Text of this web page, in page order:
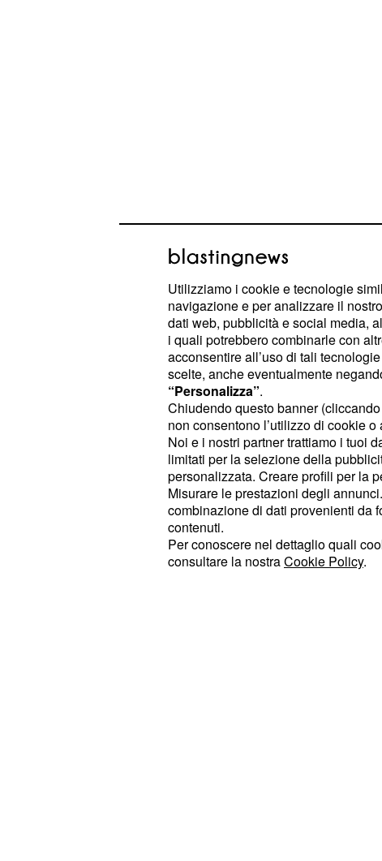
Gaimon: ‘Accelerazioni
Gaimon, un corridore di secondo
termine della scorsa stagione, ha
autobiografia, Draft Animals. In un
in maniera molto esplicita diFabian
vittorie, soprattutto di quella alGiro
quando staccò Boonen sul
della settimana successiva. “Quando
sue accelerazioni non sembrano
dei problemi a rimanere attaccato ai
stava usando un motore” ha scritto
riportato alcune voci di ex compagni
Cancellara. Questi gli avrebbero
svizzero aveva un meccanico tutto per
biciclette erano tenute separate
corridori, indizi che Gaimon ha
truccata da non far scoprire agli altri
Utilizziamo i cookie e tecnologie
navigazione e per analizzare il
dati web, pubblicità e social media,
i quali potrebbero combinarle con
acconsentire all’uso di tali
scelte, anche eventualmente
“Personalizza”.
Chiudendo questo banner
non consentono l’utilizzo di cookie
Noi e i nostri partner trattiamo i tuoi
limitati per la selezione della
personalizzata. Creare profili per la
Misurare le prestazioni degli
combinazione di dati provenienti da
contenuti.
Per conoscere nel dettaglio quali
consultare la nostraCookie Policy.